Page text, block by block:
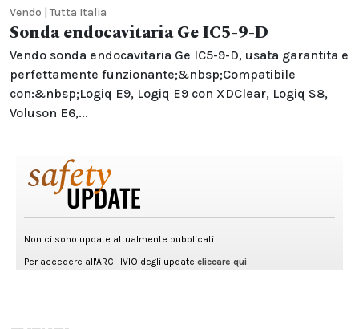
Vendo | Tutta Italia
Sonda endocavitaria Ge IC5-9-D
Vendo sonda endocavitaria Ge IC5-9-D, usata garantita e
perfettamente funzionante;&nbsp;Compatibile
con:&nbsp;Logiq E9, Logiq E9 con XDClear, Logiq S8,
Voluson E6,...